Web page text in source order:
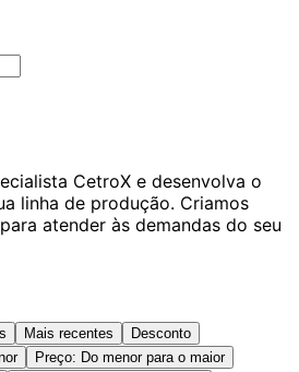
CetroX e desenvolva o
linha de produção. Criamos
atender às demandas do seu
Mais recentes
Desconto
Preço: Do menor para o maior